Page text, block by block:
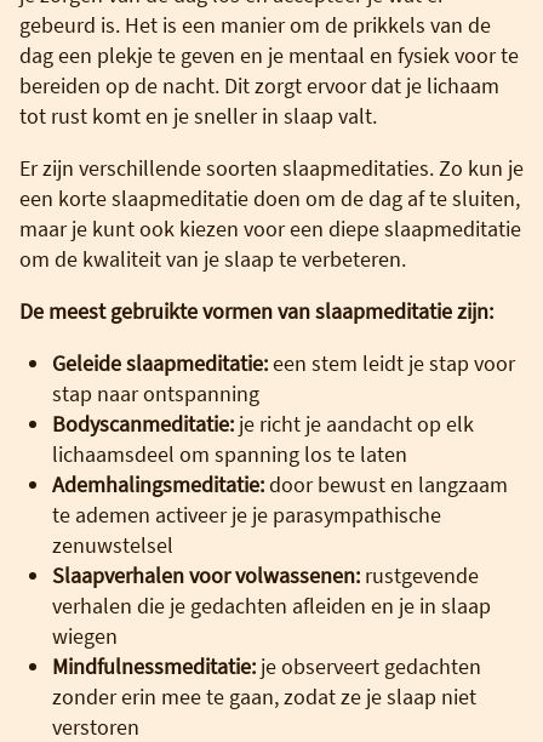
gebeurd is. Het is een manier om de prikkels van de
dag een plekje te geven en je mentaal en fysiek voor te
bereiden op de nacht. Dit zorgt ervoor dat je lichaam
tot rust komt en je sneller in slaap valt.
Er zijn verschillende soorten slaapmeditaties. Zo kun je
een korte slaapmeditatie doen om de dag af te sluiten,
maar je kunt ook kiezen voor een diepe slaapmeditatie
om de kwaliteit van je slaap te verbeteren.
De meest gebruikte vormen van slaapmeditatie zijn:
Geleide slaapmeditatie:een stem leidt je stap voor
stap naar ontspanning
Bodyscanmeditatie: je richt je aandacht op elk
lichaamsdeel om spanning los te laten
Ademhalingsmeditatie:door bewust en langzaam
te ademen activeer je je parasympathische
zenuwstelsel
Slaapverhalen voor volwassenen: rustgevende
verhalen die je gedachten afleiden en je in slaap
wiegen
Mindfulnessmeditatie: je observeert gedachten
zonder erin mee te gaan, zodat ze je slaap niet
verstoren